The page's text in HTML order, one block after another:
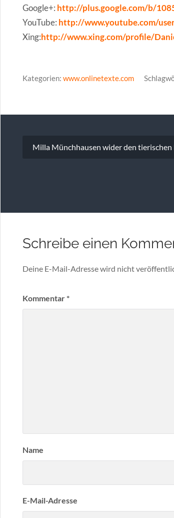
Google+: http://plus.google.com/b/
YouTube: http://www.youtube.com/
Xing:http://www.xing.com/profile/
Kategorien: www.onlinetexte.com
Milla Münchhausen wider den tierischen
Schreibe einen
Deine E-Mail-Adresse wird nicht
Kommentar*
Name
E-Mail-Adresse